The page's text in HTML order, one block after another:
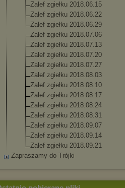
Zalef zgiełku 2018.06.15
Zalef zgiełku 2018.06.22
Zalef zgiełku 2018.06.29
Zalef zgiełku 2018.07.06
Zalef zgiełku 2018.07.13
Zalef zgiełku 2018.07.20
Zalef zgiełku 2018.07.27
Zalef zgiełku 2018.08.03
Zalef zgiełku 2018.08.10
Zalef zgiełku 2018.08.17
Zalef zgiełku 2018.08.24
Zalef zgiełku 2018.08.31
Zalef zgiełku 2018.09.07
Zalef zgiełku 2018.09.14
Zalef zgiełku 2018.09.21
Zapraszamy do Trójki